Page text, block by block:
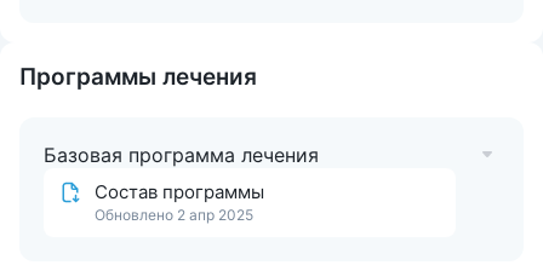
Железноводска.
Программы лечения
Базовая программа лечения
Состав программы
Обновлено 2 апр 2025